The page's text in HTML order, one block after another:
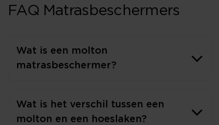
FAQ Matrasbeschermers
Wat is een molton
matrasbeschermer?
Wat is het verschil tussen een
molton en een hoeslaken?